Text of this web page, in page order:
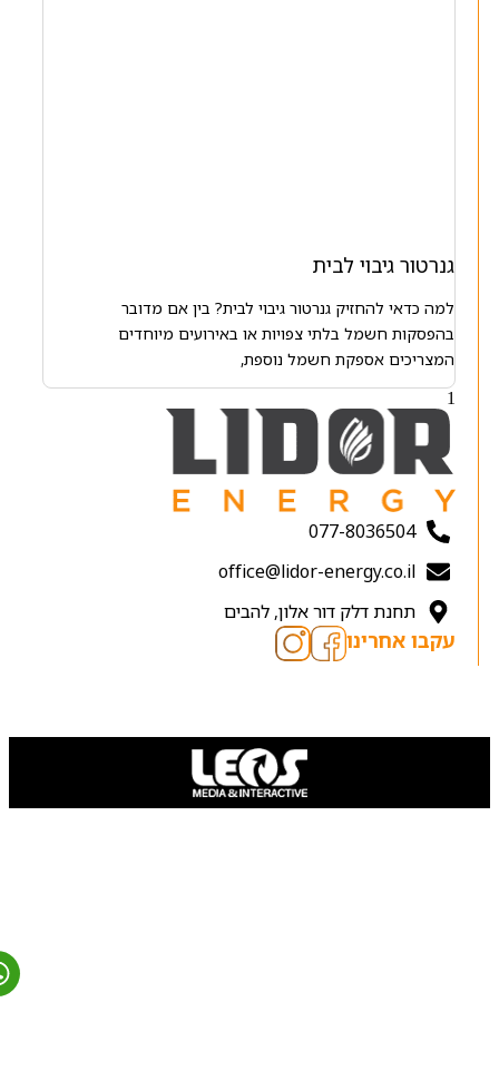
גנרטור גיבוי לבית
למה כדאי להחזיק גנרטור גיבוי לבית? בין אם מדובר
בהפסקות חשמל בלתי צפויות או באירועים מיוחדים
המצריכים אספקת חשמל נוספת,
077-8036504
office@lidor-energy.co.il
תחנת דלק דור אלון, להבים
עקבו אחרינו